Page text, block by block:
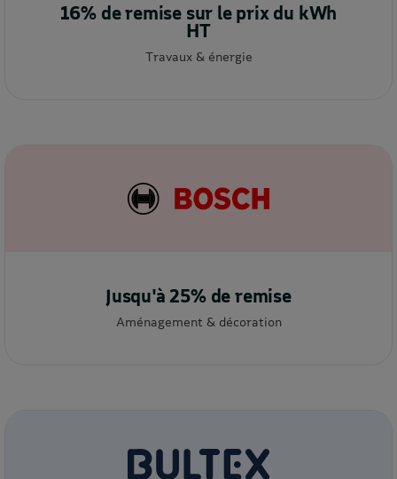
16% de remise sur le prix du kWh
HT
Travaux & énergie
Jusqu'à 25% de remise
Aménagement & décoration